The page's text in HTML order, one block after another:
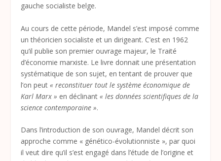
gauche socialiste belge.
Au cours de cette période, Mandel s’est imposé comme
un théoricien socialiste et un dirigeant. C’est en 1962
qu’il publie son premier ouvrage majeur, le Traité
d’économie marxiste. Le livre donnait une présentation
systématique de son sujet, en tentant de prouver que
l’on peut« reconstituer tout le système économique de
Karl Marx » en déclinant« les données scientifiques de la
science contemporaine ».
Dans l’introduction de son ouvrage, Mandel décrit son
approche comme « génético-évolutionniste », par quoi
il veut dire qu’il s’est engagé dans l’étude de l’origine et